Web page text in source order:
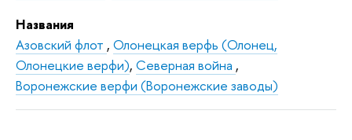
Названия
Азовский флот , Олонецкая верфь (Олонец,
Олонецкие верфи), Северная война ,
Воронежские верфи (Воронежские заводы)